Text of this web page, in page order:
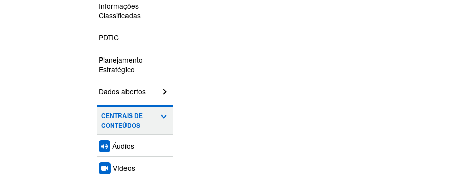
Informações
Classificadas
PDTIC
Planejamento
Estratégico
Dados abertos
CENTRAIS DE
CONTEÚDOS
Áudios
Vídeos